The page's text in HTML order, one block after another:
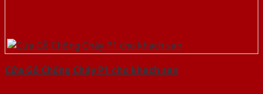
Cửa Gỗ Chống Cháy P1 cho khach san